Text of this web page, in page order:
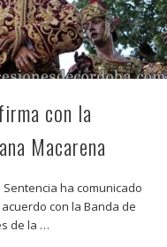
con la
Macarena
ha comunicado
con la Banda de
de la …